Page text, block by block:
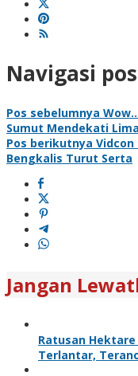
Navigasi pos
Pos sebelumnya
Sumut Mendekati
Pos berikutnya Vidcon
Bengkalis Turut Serta
Jangan
Ratusan Hektare
Terlantar,